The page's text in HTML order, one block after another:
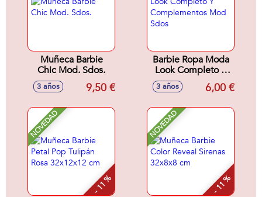
Muñeca Barbie
Chic Mod. Sdos.
3 años 9,50 €
Barbie Ropa Moda
Look Completo Y
Complementos
Mod Sdos
3 años 6,00 €
NOVEDAD
- 11 %
NOVEDAD
- 11 %